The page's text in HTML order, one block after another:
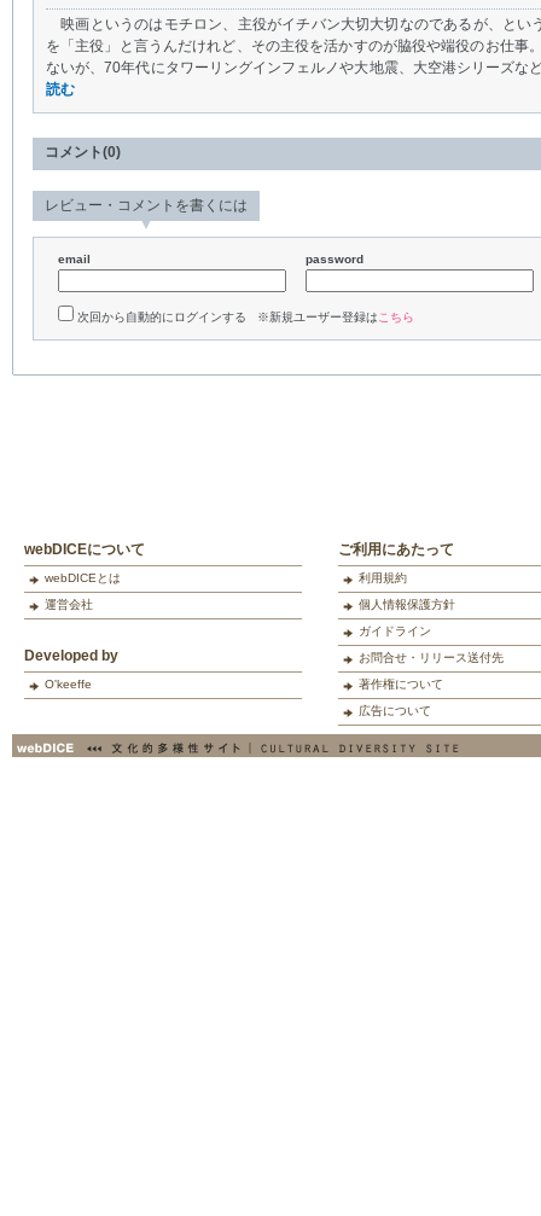
映画というのはモチロン、主役がイチバン大切大切なのであるが、とい
を「主役」と言うんだけれど、その主役を活かすのが脇役や端役のお仕
ないが、70年代にタワーリングインフェルノや大地震、大空港シリーズな
読む
コメント(0)
レビュー・コメントを書くには
email password
次回から自動的にログインする ※新規ユーザー登録は こちら
webDICEについて
webDICEとは
運営会社
Developed by
O'keeffe
ご利用にあたって
利用規約
個人情報保護方針
ガイドライン
お問合せ・リリース送付先
著作権について
広告について